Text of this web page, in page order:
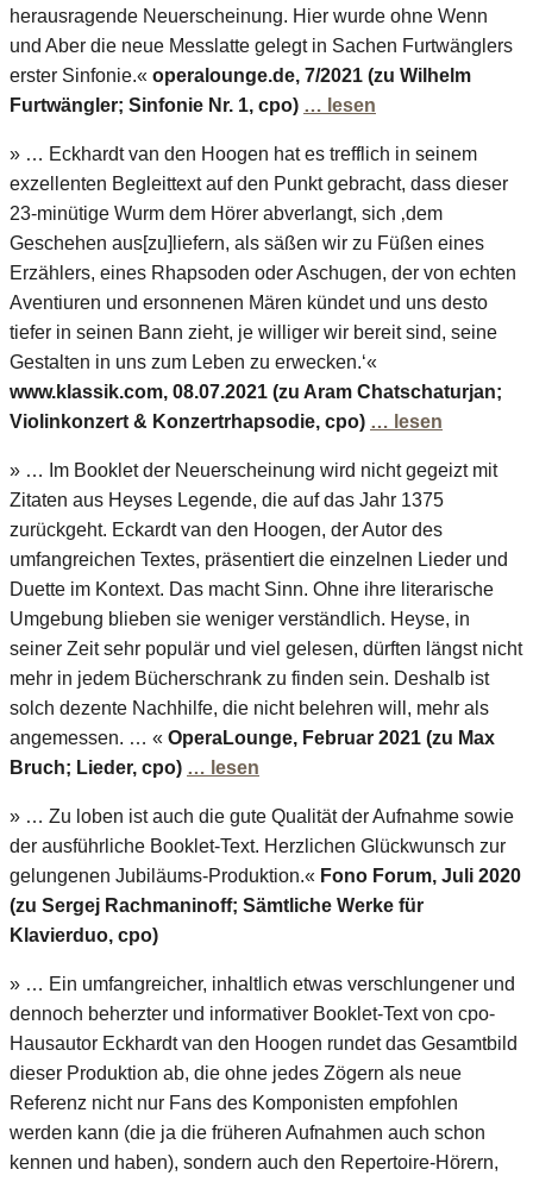
herausragende Neuerscheinung. Hier wurde ohne Wenn
und Aber die neue Messlatte gelegt in Sachen Furtwänglers
erster Sinfonie.« operalounge.de, 7/2021 (zu Wilhelm
Furtwängler; Sinfonie Nr. 1, cpo) … lesen
» … Eckhardt van den Hoogen hat es trefflich in seinem
exzellenten Begleittext auf den Punkt gebracht, dass dieser
23-minütige Wurm dem Hörer abverlangt, sich ‚dem
Geschehen aus[zu]liefern, als säßen wir zu Füßen eines
Erzählers, eines Rhapsoden oder Aschugen, der von echten
Aventiuren und ersonnenen Mären kündet und uns desto
tiefer in seinen Bann zieht, je williger wir bereit sind, seine
Gestalten in uns zum Leben zu erwecken.‘«
www.klassik.com, 08.07.2021 (zu Aram Chatschaturjan;
Violinkonzert & Konzertrhapsodie, cpo) … lesen
» … Im Booklet der Neuerscheinung wird nicht gegeizt mit
Zitaten aus Heyses Legende, die auf das Jahr 1375
zurückgeht. Eckardt van den Hoogen, der Autor des
umfangreichen Textes, präsentiert die einzelnen Lieder und
Duette im Kontext. Das macht Sinn. Ohne ihre literarische
Umgebung blieben sie weniger verständlich. Heyse, in
seiner Zeit sehr populär und viel gelesen, dürften längst nicht
mehr in jedem Bücherschrank zu finden sein. Deshalb ist
solch dezente Nachhilfe, die nicht belehren will, mehr als
angemessen. … « OperaLounge, Februar 2021 (zu Max
Bruch; Lieder, cpo) … lesen
» … Zu loben ist auch die gute Qualität der Aufnahme sowie
der ausführliche Booklet-Text. Herzlichen Glückwunsch zur
gelungenen Jubiläums-Produktion.« Fono Forum, Juli 2020
(zu Sergej Rachmaninoff; Sämtliche Werke für
Klavierduo, cpo)
» … Ein umfangreicher, inhaltlich etwas verschlungener und
dennoch beherzter und informativer Booklet-Text von cpo-
Hausautor Eckhardt van den Hoogen rundet das Gesamtbild
dieser Produktion ab, die ohne jedes Zögern als neue
Referenz nicht nur Fans des Komponisten empfohlen
werden kann (die ja die früheren Aufnahmen auch schon
kennen und haben), sondern auch den Repertoire-Hörern,